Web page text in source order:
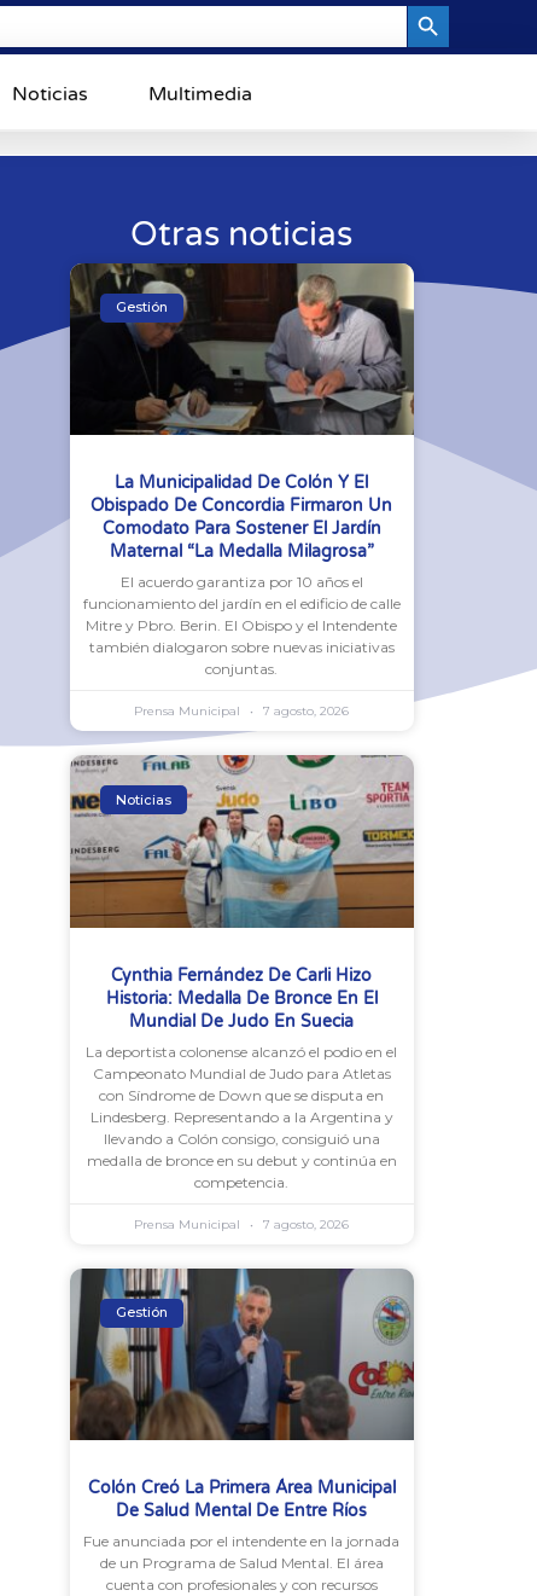
Noticias Multimedia
Otras noticias
Gestión
La Municipalidad De Colón Y El
Obispado De Concordia Firmaron Un
Comodato Para Sostener El Jardín
Maternal “La Medalla Milagrosa”
El acuerdo garantiza por 10 años el
funcionamiento del jardín en el edificio de calle
Mitre y Pbro. Berin. El Obispo y el Intendente
también dialogaron sobre nuevas iniciativas
conjuntas.
Prensa Municipal 7 agosto, 2026
Noticias
Cynthia Fernández De Carli Hizo
Historia: Medalla De Bronce En El
Mundial De Judo En Suecia
La deportista colonense alcanzó el podio en el
Campeonato Mundial de Judo para Atletas
con Síndrome de Down que se disputa en
Lindesberg. Representando a la Argentina y
llevando a Colón consigo, consiguió una
medalla de bronce en su debut y continúa en
competencia.
Prensa Municipal 7 agosto, 2026
Gestión
Colón Creó La Primera Área Municipal
De Salud Mental De Entre Ríos
Fue anunciada por el intendente en la jornada
de un Programa de Salud Mental. El área
cuenta con profesionales y con recursos